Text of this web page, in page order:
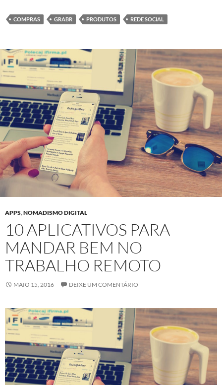
COMPRAS GRABR PRODUTOS REDE SOCIAL
APPS,NOMADISMO DIGITAL
10 APLICATIVOS PARA
MANDAR BEM NO
TRABALHO REMOTO
MAIO 15, 2016 DEIXE UM COMENTÁRIO